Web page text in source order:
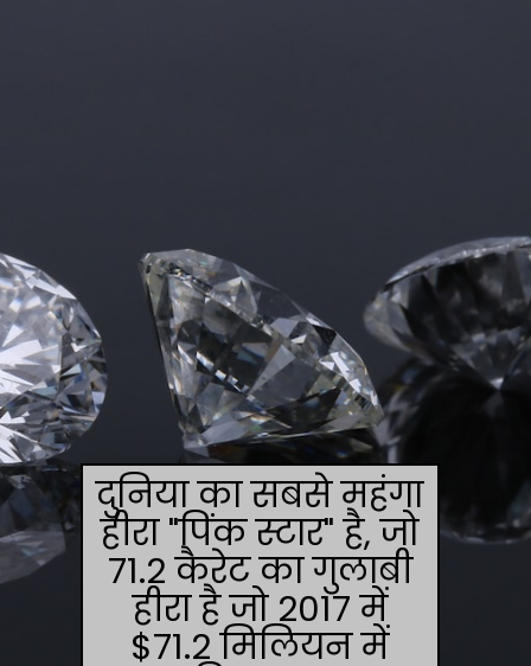
दुनिया का सबसे महंगा
हीरा "पिंक स्टार" है, जो
71.2 कैरेट का गुलाबी
हीरा है जो 2017 में
$71.2 मिलियन में